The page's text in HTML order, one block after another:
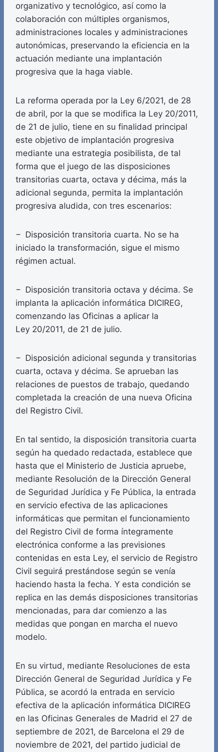
organizativo y tecnológico, así como la
colaboración con múltiples organismos,
administraciones locales y administraciones
autonómicas, preservando la eficiencia en la
actuación mediante una implantación
progresiva que la haga viable.
La reforma operada por la Ley 6/2021, de 28
de abril, por la que se modifica la Ley 20/2011,
de 21 de julio, tiene en su finalidad principal
este objetivo de implantación progresiva
mediante una estrategia posibilista, de tal
forma que el juego de las disposiciones
transitorias cuarta, octava y décima, más la
adicional segunda, permita la implantación
progresiva aludida, con tres escenarios:
− Disposición transitoria cuarta. No se ha
iniciado la transformación, sigue el mismo
régimen actual.
− Disposición transitoria octava y décima. Se
implanta la aplicación informática DICIREG,
comenzando las Oficinas a aplicar la
Ley 20/2011, de 21 de julio.
− Disposición adicional segunda y transitorias
cuarta, octava y décima. Se aprueban las
relaciones de puestos de trabajo, quedando
completada la creación de una nueva Oficina
del Registro Civil.
En tal sentido, la disposición transitoria cuarta
según ha quedado redactada, establece que
hasta que el Ministerio de Justicia apruebe,
mediante Resolución de la Dirección General
de Seguridad Jurídica y Fe Pública, la entrada
en servicio efectiva de las aplicaciones
informáticas que permitan el funcionamiento
del Registro Civil de forma íntegramente
electrónica conforme a las previsiones
contenidas en esta Ley, el servicio de Registro
Civil seguirá prestándose según se venía
haciendo hasta la fecha. Y esta condición se
replica en las demás disposiciones transitorias
mencionadas, para dar comienzo a las
medidas que pongan en marcha el nuevo
modelo.
En su virtud, mediante Resoluciones de esta
Dirección General de Seguridad Jurídica y Fe
Pública, se acordó la entrada en servicio
efectiva de la aplicación informática DICIREG
en las Oficinas Generales de Madrid el 27 de
septiembre de 2021, de Barcelona el 29 de
noviembre de 2021, del partido judicial de